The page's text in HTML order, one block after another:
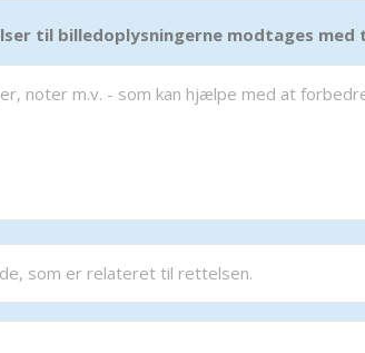
til billedoplysningerne modtages med